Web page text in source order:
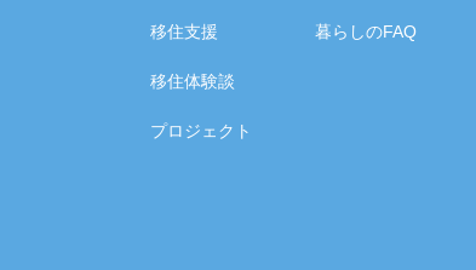
移住支援
移住体験談
プロジェクト
暮らしのFAQ